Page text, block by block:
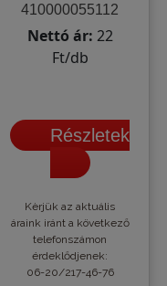
410000055112
Nettó ár: 22
Ft/db
Részletek
Kèrjük az aktuális
áraink iránt a következő
telefonszámon
érdeklődjenek:
06-20/217-46-76